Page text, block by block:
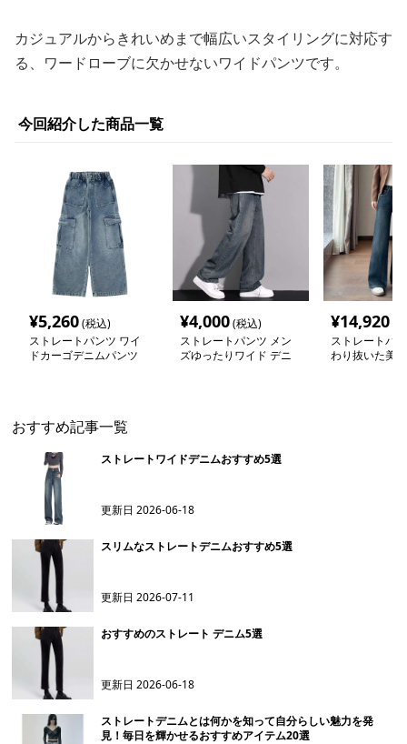
カジュアルからきれいめまで幅広いスタイリングに対応す
る、ワードローブに欠かせないワイドパンツです。
今回紹介した商品一覧
¥5,260(税込)
ストレートパンツ ワイ
ドカーゴデニムパンツ
¥4,000(税込)
ストレートパンツ メン
ズゆったりワイド デニ
¥14,920
ストレートパ
わり抜いた美
おすすめ記事一覧
ストレートワイドデニムおすすめ5選
更新日2026-06-18
スリムなストレートデニムおすすめ5選
更新日2026-07-11
おすすめのストレート デニム5選
更新日2026-06-18
ストレートデニムとは何かを知って自分らしい魅力を発
見！毎日を輝かせるおすすめアイテム20選